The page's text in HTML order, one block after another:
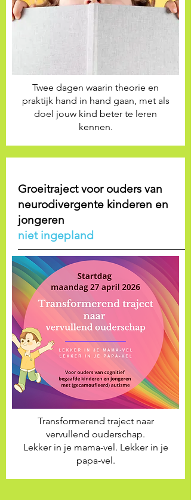
Twee dagen waarin theorie en
praktijk hand in hand gaan, met als
doel jouw kind beter te leren
kennen.
Groeitraject voor ouders van
neurodivergente kinderen en
jongeren
niet ingepland
Transformerend traject naar
vervullend ouderschap.
Lekker in je mama-vel. Lekker in je
papa-vel.